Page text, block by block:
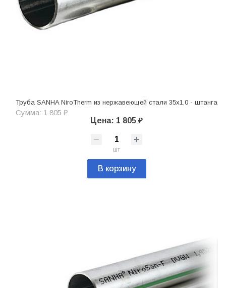
Труба SANHA NiroTherm из нержавеющей стали 35х1,0 - штанга
Сумма: 1 805 ₽
Цена: 1 805 ₽
шт
В корзину